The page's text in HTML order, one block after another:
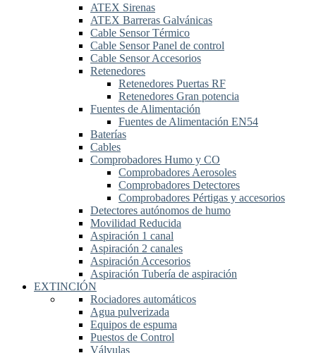
ATEX Sirenas
ATEX Barreras Galvánicas
Cable Sensor Térmico
Cable Sensor Panel de control
Cable Sensor Accesorios
Retenedores
Retenedores Puertas RF
Retenedores Gran potencia
Fuentes de Alimentación
Fuentes de Alimentación EN54
Baterías
Cables
Comprobadores Humo y CO
Comprobadores Aerosoles
Comprobadores Detectores
Comprobadores Pértigas y accesorios
Detectores autónomos de humo
Movilidad Reducida
Aspiración 1 canal
Aspiración 2 canales
Aspiración Accesorios
Aspiración Tubería de aspiración
EXTINCIÓN
Rociadores automáticos
Agua pulverizada
Equipos de espuma
Puestos de Control
Válvulas